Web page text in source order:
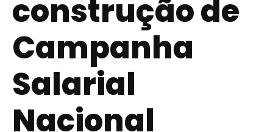
construção de
Campanha
Salarial
Nacional